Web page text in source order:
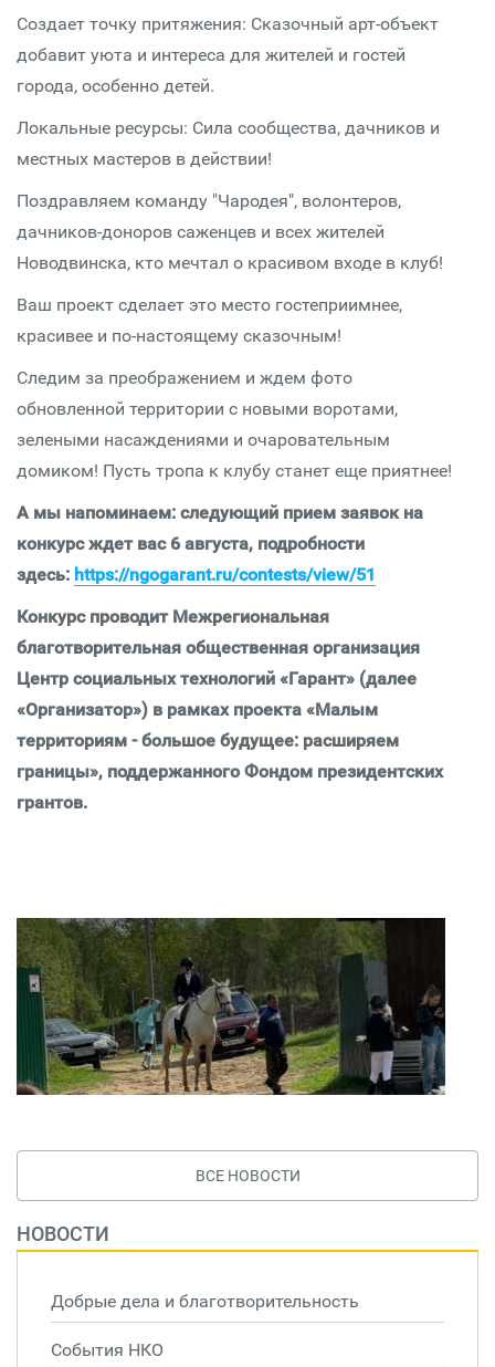
Создает точку притяжения: Сказочный арт-объект
добавит уюта и интереса для жителей и гостей
города, особенно детей.
Локальные ресурсы: Сила сообщества, дачников и
местных мастеров в действии!
Поздравляем команду "Чародея", волонтеров,
дачников-доноров саженцев и всех жителей
Новодвинска, кто мечтал о красивом входе в клуб!
Ваш проект сделает это место гостеприимнее,
красивее и по-настоящему сказочным!
Следим за преображением и ждем фото
обновленной территории с новыми воротами,
зелеными насаждениями и очаровательным
домиком! Пусть тропа к клубу станет еще приятнее!
А мы напоминаем: следующий прием заявок на
конкурс ждет вас 6 августа, подробности
здесь: https://ngogarant.ru/contests/view/51
Конкурс проводит Межрегиональная
благотворительная общественная организация
Центр социальных технологий «Гарант» (далее
«Организатор») в рамках проекта «Малым
территориям - большое будущее: расширяем
границы», поддержанного Фондом президентских
грантов.
ВСЕ НОВОСТИ
НОВОСТИ
Добрые дела и благотворительность
События НКО